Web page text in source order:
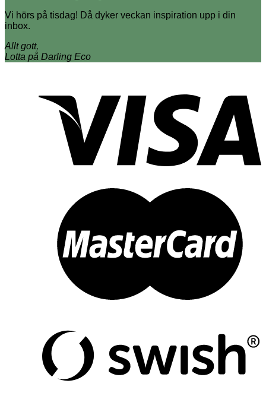
Vi hörs på tisdag! Då dyker veckan inspiration upp i din
inbox.
Allt gott,
Lotta på Darling Eco